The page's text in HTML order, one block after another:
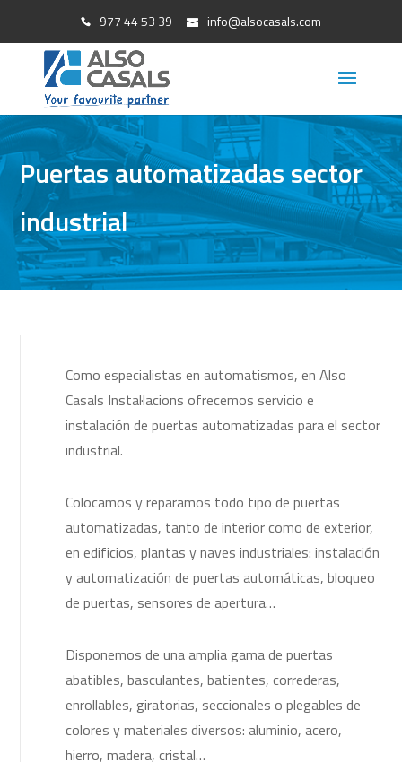
977 44 53 39 info@alsocasals.com
Puertas automatizadas sector
industrial
Como especialistas en automatismos, en Also
Casals Instal·lacions ofrecemos servicio e
instalación de puertas automatizadas para el sector
industrial.
Colocamos y reparamos todo tipo de puertas
automatizadas, tanto de interior como de exterior,
en edificios, plantas y naves industriales: instalación
y automatización de puertas automáticas, bloqueo
de puertas, sensores de apertura…
Disponemos de una amplia gama de puertas
abatibles, basculantes, batientes, correderas,
enrollables, giratorias, seccionales o plegables de
colores y materiales diversos: aluminio, acero,
hierro, madera, cristal…